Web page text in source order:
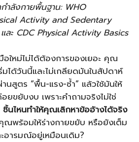
ำลังกายพื้นฐาน: WHO
Activity and Sedentary
ะ CDC Physical Activity Basics
ใหม่ไม่ได้ต้องการของเยอะ คุณ
มได้วันนี้และไม่เกลียดมันในสัปดาห์
นสูตร “พื้น-แรง-ซ้ำ” แล้วใช้มันให้
ขยับงบ เพราะคำถามจริงไม่ใช่
ชิ้นไหนทำให้คุณเลิกหาข้ออ้างได้จริง
พร้อมให้ร่างกายขยับ หรือยังเต็ม
อารมณ์อยู่เหมือนเดิม?